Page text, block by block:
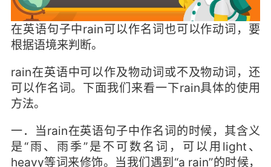
在英语句子中rain可以作名词也可以作动词，要
根据语境来判断。
rain在英语中可以作及物动词或不及物动词，还
可以作名词。下面我们来看一下rain具体的使用
方法。
一．当rain在英语句子中作名词的时候，其含义
是“雨、雨季”是不可数名词，可以用light、
heavy等词来修饰。当我们遇到“a rain”的时候，